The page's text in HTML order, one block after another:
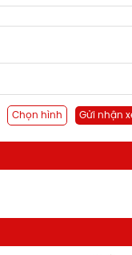
Chọn hình Gửi nhận